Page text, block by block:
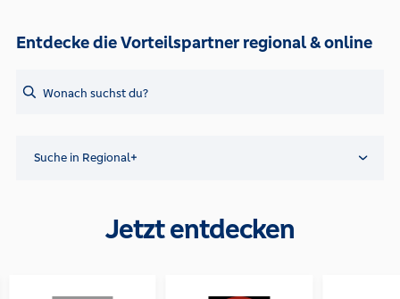
Entdecke die Vorteilspartner regional & online
Suche in Regional+
Jetzt entdecken